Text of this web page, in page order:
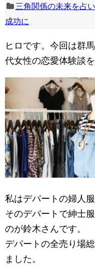
三角関係の未来を占
成功に
ヒロです。今回は群
代女性の恋愛体験談
私はデパートの婦人
そのデパートで紳士
のが鈴木さんです。
デパートの全売り場
ました。